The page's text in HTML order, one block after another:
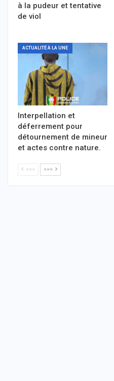
à la pudeur et tentative
de viol
ACTUALITÉ À LA UNE
Interpellation et
déferrement pour
détournement de mineur
et actes contre nature.
<<< >>>